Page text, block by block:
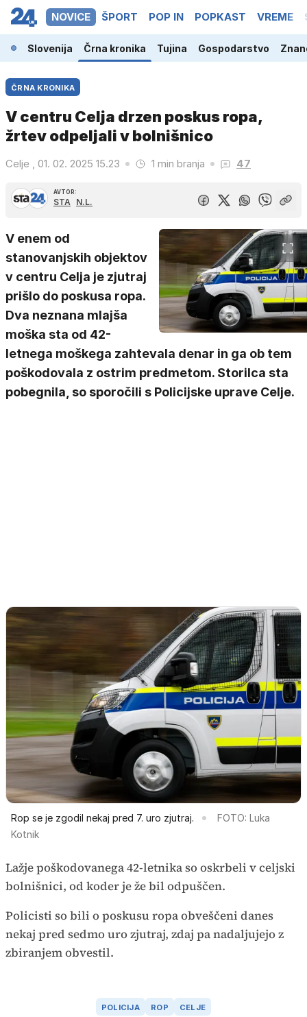
NOVICE ŠPORT POP IN POPKAST VREME
Slovenija Črna kronika Tujina Gospodarstvo
ČRNA KRONIKA
V centru Celja drzen poskus ropa,
žrtev odpeljali v bolnišnico
Celje , 01. 02. 2025 15.23 1 min branja 47
AVTOR:
STA N.L.
V enem od
stanovanjskih objektov
v centru Celja je zjutraj
prišlo do poskusa ropa.
Dva neznana mlajša
moška sta od 42-
letnega moškega zahtevala denar in ga ob tem
poškodovala z ostrim predmetom. Storilca sta
pobegnila, so sporočili s Policijske uprave Celje.
Rop se je zgodil nekaj pred 7. uro zjutraj.
FOTO: Luka
Kotnik
Lažje poškodovanega 42-letnika so oskrbeli v celjski
bolnišnici, od koder je že bil odpuščen.
Policisti so bili o poskusu ropa obveščeni danes
nekaj pred sedmo uro zjutraj, zdaj pa nadaljujejo z
zbiranjem obvestil.
POLICIJA ROP CELJE